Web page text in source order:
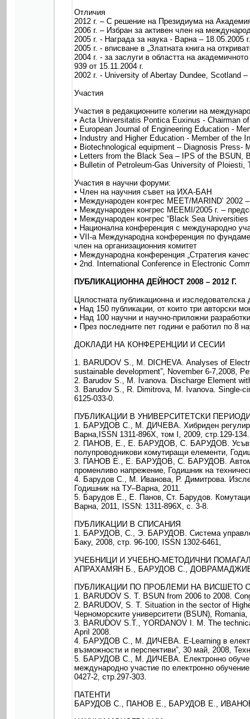
Отличия
2012 г. – С решение на Президиума на
2006 г. – Избран за активен член на
2005 г. - Награда за наука - Варна – 18.05.2005
2005 г. - вписване в „Златната книга на
2004 г. - за заслуги в областта на
939 от 15.11.2004 г.
2002 г. - University of Abertay Dundee, Scotland –
Участия
Участия в редакционните колегии на
• Acta Universitatis Pontica Euxinus - Chairman
• European Journal of Engineering Education -
• Industry and Higher Education - Member of the
• Biotechnological equipment – Diagnosis Press-
• Letters from the Black Sea – IPS of the BSUN,
• Bulletin of Petroleum-Gas University of Ploiesti,
Участия в научни форуми:
• Член на научния съвет на ИХА-БАН
• Международен конгрес МЕЕТ/МАRIND’ 2002 –
• Международен конгрес МЕЕМІ/2005 г. –
• Международен конгрес “Black Sea
• Национална конференция с международно
• VІІ-а Международна конференция по
член на организационния комитет
• Международна конференция „Стратегия
• 2nd. International Conference in Electronic
ПУБЛИКАЦИОННА ДЕЙНОСТ 2008 – 2012 Г.
Цялостната публикационна и изследователска
• Над 150 публикации, от които три авторски
• Над 100 научни и научно-приложни
• През последните пет години е работил по 8
ДОКЛАДИ НА КОНФЕРЕНЦИИ И СЕСИИ
1. BARUDOV S., M. DICHEVA. Analyses of
sustainable development”, November 6-7,2008,
2. Barudov S., M. Ivanova. Discharge Element
3. Barudov S., R. Dimitrova, M. Ivanova. Single-
6125-033-0.
ПУБЛИКАЦИИ В УНИВЕРСИТЕТСКИ
1. БАРУДОВ С., М. ДИЧЕВА. Хибриден регулиращ
Варна,ISSN 1311-896X, том I, 2009, стр.129-134.
2. ПАНОВ, Е., Е. БАРУДОВ, С. БАРУДОВ.
полупроводникови комутиращи елементи,
3. ПАНОВ Е., Е. БАРУДОВ, С. БАРУДОВ.
променливо напрежение, Годишник на
4. Барудов С., М. Иванова, Р. Димитрова.
Годишник на ТУ–Варна, 2011.
5. Барудов Е., Е. Панов, Ст. Барудов.
Варна, 2011, ISSN: 1311-896X, c. 3-8.
ПУБЛИКАЦИИ В СПИСАНИЯ
1. БАРУДОВ, С., Э. БАРУДОВ. Система
Баку, 2008, стр. 96-100, ISSN 1302-6461,
УЧЕБНИЦИ И УЧЕБНО-МЕТОДИЧНИ
АПРАХАМЯН Б., БАРУДОВ С., ДОВРАМАДЖИЕВ А.,
ПУБЛИКАЦИИ ПО ПРОБЛЕМИ НА ВИСШЕТО
1. BARUDOV S. T. BSUN from 2006 to 2008.
2. BARUDOV, S. T. Situation in the sector of
Черноморските университети (BSUN), Romania,
3. BARUDOV S.T., YORDANOV I. M. The
April 2008.
4. БАРУДОВ С., М. ДИЧЕВА. E-Learning в
възможности и перспективи”, 30 май, 2008,
5. БАРУДОВ С., М. ДИЧЕВА. Електронно
международно участие по електронно
0427-2, стр.297-303.
ПАТЕНТИ
БАРУДОВ С., ПАНОВ Е., БАРУДОВ Е., ИВАНОВА